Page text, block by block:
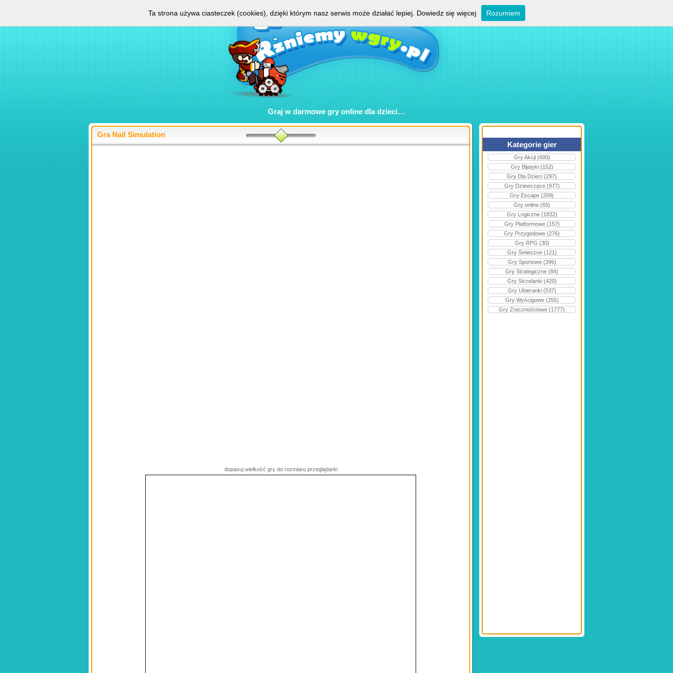
Graj w darmowe gry online dla dzieci…
Gra Nail Simulation
dopasuj wielkość gry do rozmiaru przeglądarki
Kategorie gier
Gry Akcji (600)
Gry Bijatyki (152)
Gry Dla Dzieci (297)
Gry Dziewczęce (977)
Gry Escape (209)
Gry online (65)
Gry Logiczne (1832)
Gry Platformowe (157)
Gry Przygodowe (276)
Gry RPG (30)
Gry Śmieszne (121)
Gry Sportowe (396)
Gry Strategiczne (84)
Gry Strzelanki (420)
Gry Ubieranki (537)
Gry Wyścigowe (255)
Gry Zręcznościowe (1777)
Ta strona używa ciasteczek (cookies), dzięki którym nasz serwis może działać lepiej. Dowiedz się więcej Rozumiem